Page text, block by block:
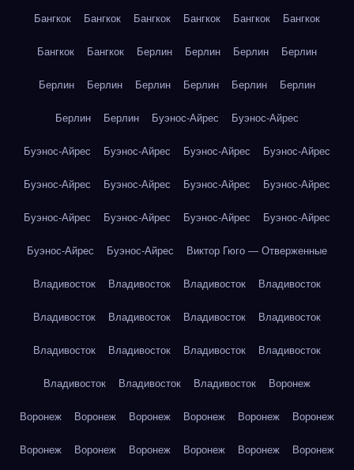
Бангкок Бангкок Бангкок Бангкок Бангкок Бангкок
Бангкок Бангкок Берлин Берлин Берлин Берлин
Берлин Берлин Берлин Берлин Берлин Берлин
Берлин Берлин Буэнос-Айрес Буэнос-Айрес
Буэнос-Айрес Буэнос-Айрес Буэнос-Айрес Буэнос-Айрес
Буэнос-Айрес Буэнос-Айрес Буэнос-Айрес Буэнос-Айрес
Буэнос-Айрес Буэнос-Айрес Буэнос-Айрес Буэнос-Айрес
Буэнос-Айрес Буэнос-Айрес Виктор Гюго — Отверженные
Владивосток Владивосток Владивосток Владивосток
Владивосток Владивосток Владивосток Владивосток
Владивосток Владивосток Владивосток Владивосток
Владивосток Владивосток Владивосток Воронеж
Воронеж Воронеж Воронеж Воронеж Воронеж Воронеж
Воронеж Воронеж Воронеж Воронеж Воронеж Воронеж